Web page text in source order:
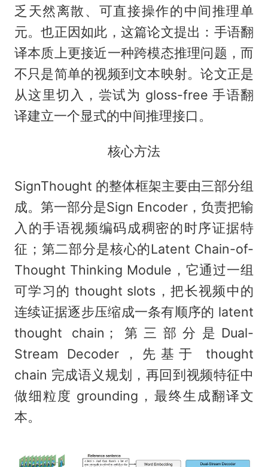
乏天然离散、可直接操作的中间推理单
元。也正因如此，这篇论文提出：手语翻
译本质上更接近一种跨模态推理问题，而
不只是简单的视频到文本映射。论文正是
从这里切入，尝试为 gloss-free 手语翻
译建立一个显式的中间推理接口。
核心方法
SignThought 的整体框架主要由三部分组
成。第一部分是Sign Encoder，负责把输
入的手语视频编码成稠密的时序证据特
征；第二部分是核心的Latent Chain-of-
Thought Thinking Module，它通过一组
可学习的 thought slots，把长视频中的
连续证据逐步压缩成一条有顺序的 latent
thought chain；第三部分是Dual-
Stream Decoder，先基于 thought
chain 完成语义规划，再回到视频特征中
做细粒度 grounding，最终生成翻译文
本。